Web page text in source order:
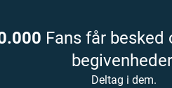
Fans får besked
Deltag i dem.